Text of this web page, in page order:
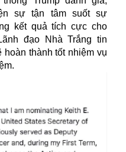
sự tận tâm suốt sự
kết quả tích cực cho
đạo Nhà Trắng tin
thành tốt nhiệm vụ